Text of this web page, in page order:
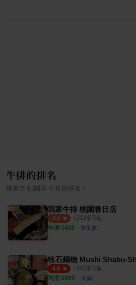
牛排的排名
桃園市 桃園區 牛排 的排名 ›
我家牛排 桃園春日店
4.1 （ 21則評論）
均消 $400 ・ 吃到飽
牧石鍋物 Mushi Shabu-
4.6 （ 40則評論）
均消 $900 ・ 火鍋